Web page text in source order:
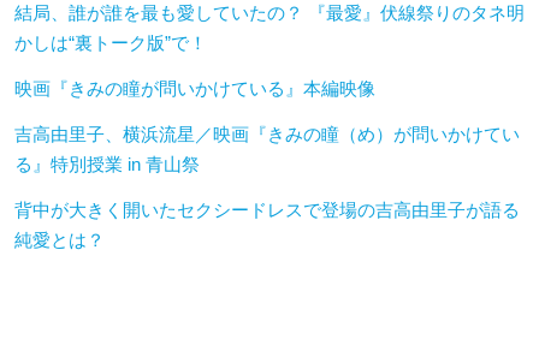
結局、誰が誰を最も愛していたの？ 『最愛』伏線祭りのタネ明
かしは“裏トーク版”で！
映画『きみの瞳が問いかけている』本編映像
吉高由里子、横浜流星／映画『きみの瞳（め）が問いかけてい
る』特別授業 in 青山祭
背中が大きく開いたセクシードレスで登場の吉高由里子が語る
純愛とは？